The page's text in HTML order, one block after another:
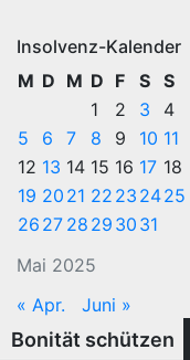
Insolvenz-Kalender
Mai 2025
M D M D F S S
1
2 3
4
5
6 7 8 9 10 11
12 13 14 15 16 17 18
19 20 21 22 23 2425
26 27 28 29 30 31
« Apr. Juni »
Bonität schützen